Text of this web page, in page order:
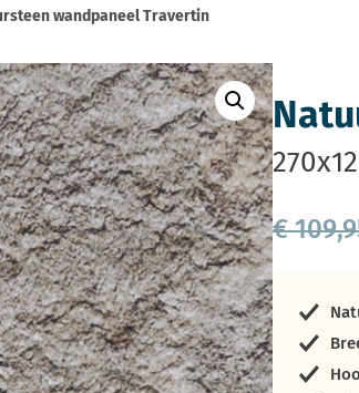
wandpaneel Travertin
€